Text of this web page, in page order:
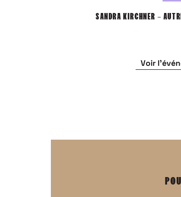
SANDRA KIRCHNER –
Voir